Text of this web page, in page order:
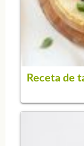
Receta de